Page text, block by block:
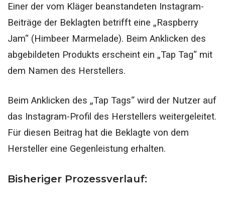
Einer der vom Kläger beanstandeten Instagram-
Beiträge der Beklagten betrifft eine „Raspberry
Jam“ (Himbeer Marmelade). Beim Anklicken des
abgebildeten Produkts erscheint ein „Tap Tag“ mit
dem Namen des Herstellers.
Beim Anklicken des „Tap Tags“ wird der Nutzer auf
das Instagram-Profil des Herstellers weitergeleitet.
Für diesen Beitrag hat die Beklagte von dem
Hersteller eine Gegenleistung erhalten.
Bisheriger Prozessverlauf: